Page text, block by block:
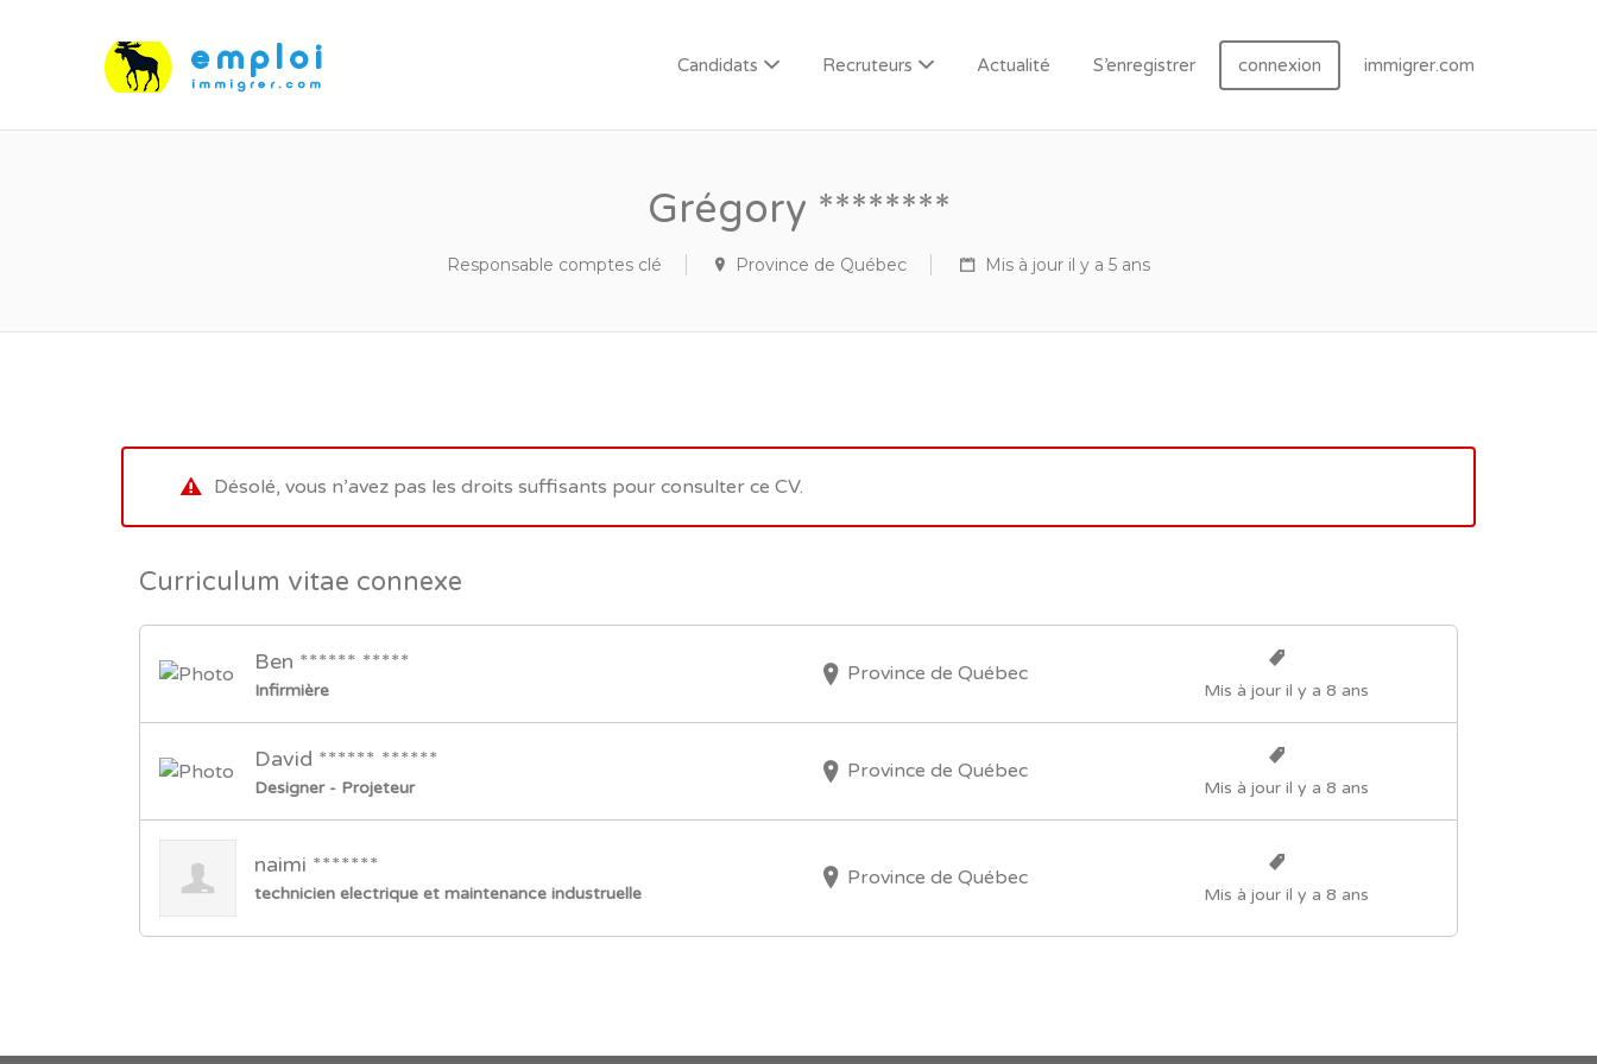
Candidats Recruteurs Actualité S’enregistrer connexion immigrer.com
Grégory ********
Responsable comptes clé Province de Québec Mis à jour il y a 5 ans
Désolé, vous n’avez pas les droits suffisants pour consulter ce CV.
Curriculum vitae connexe
Ben ****** *****
Infirmière
Province de Québec
Mis à jour il y a 8 ans
David ****** ******
Designer - Projeteur
Province de Québec
Mis à jour il y a 8 ans
naimi *******
technicien electrique et maintenance industruelle
Province de Québec
Mis à jour il y a 8 ans